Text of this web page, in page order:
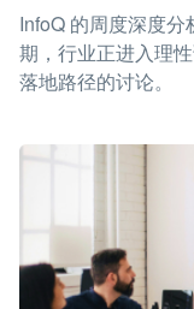
InfoQ 的周度深度
期，行业正进入理
落地路径的讨论。